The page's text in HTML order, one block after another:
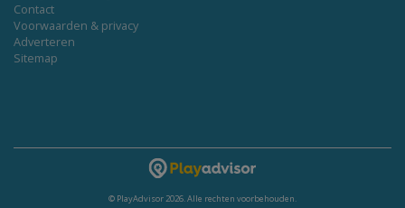
Contact
Voorwaarden & privacy
Adverteren
Sitemap
© PlayAdvisor 2026. Alle rechten voorbehouden.